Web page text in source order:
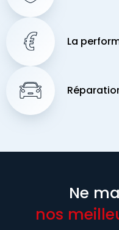
La
Ne
nos